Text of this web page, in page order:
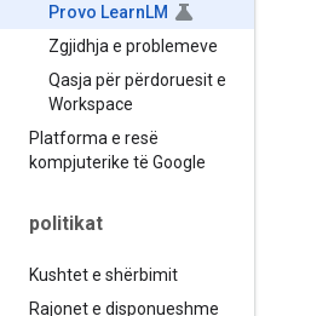
Provo LearnLM
Zgjidhja e problemeve
Qasja për përdoruesit e
Workspace
Platforma e resë
kompjuterike të Google
politikat
Kushtet e shërbimit
Rajonet e disponueshme